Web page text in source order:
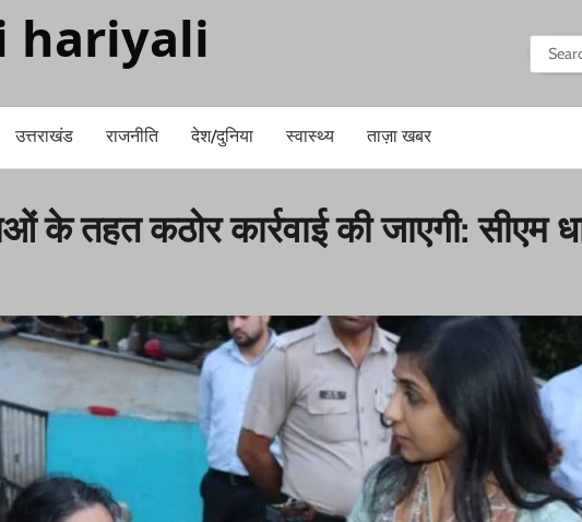
hariyali
Search
for:
उत्तराखंड राजनीति देश/दुनिया स्वास्थ्य ताज़ा खबर
के तहत कठोर कार्रवाई की जाएगी: सीएम